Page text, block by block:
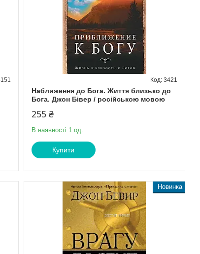
Наближення до Бога. Життя близько до
Бога. Джон Бівер / російською мовою
3421
255 ₴
В наявності 1 од.
Купити
Новинка